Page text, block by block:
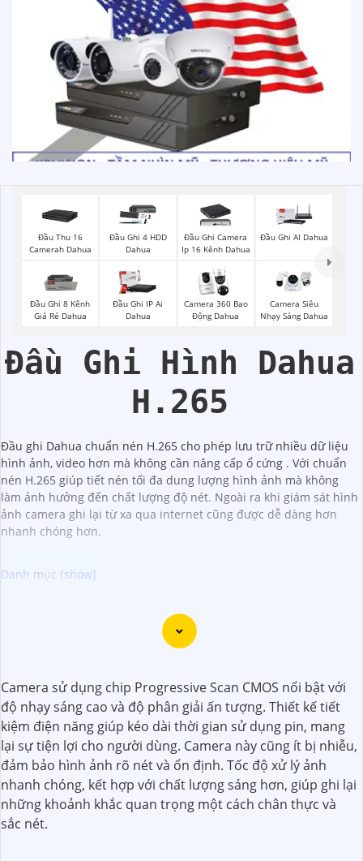
Đầu Thu 16
Camerah Dahua
Đầu Ghi 4 HDD
Dahua
Đầu Ghi Camera
Ip 16 Kênh Dahua
Đầu Ghi AI Dahua
Đầu Ghi 8 Kênh
Giá Rẻ Dahua
Đầu Ghi IP Ai
Dahua
Camera 360 Bao
Động Dahua
Camera Siêu
Nhạy Sáng Dahua
Đầu Ghi Hình Dahua
H.265
Đầu ghi Dahua chuẩn nén H.265 cho phép lưu trữ nhiều dữ liệu
hình ảnh, video hơn mà không cần nâng cấp ổ cứng . Với chuẩn
nén H.265 giúp tiết nén tối đa dung lượng hình ảnh mà không
làm ảnh hưởng đến chất lượng độ nét. Ngoài ra khi giám sát hình
ảnh camera ghi lại từ xa qua internet cũng được dễ dàng hơn
nhanh chóng hơn.
Dạ chắc chắn, đây là tư vấn của tôi về Camera Dahua
chính hãng giá rẻ và chất lượng:
Camera Dahua chính hãng, bạn nên mua từ các cửa hàng
uy tín hoặc các đại lý chính thức của Dahua.☄️3:Mức giá
của Camera Dahua có thể thay đổi tùy vào model và chức
năng của camera. Bạn nên tìm hiểu kỹ trước khi đầu tư.🎖️
4:Chất lượng của Camera Dahua được đánh giá cao với
độ phân giải cao, tính năng thông minh và độ tin cậy.💖 5:
Nếu bạn muốn tìm camera Dahua giá rẻ, bạn có thể tham
khảo trên các website thương mại điện tử hoặc tại các cửa
Camera sử dụng chip Progressive Scan CMOS nổi bật với
độ nhạy sáng cao và độ phân giải ấn tượng. Thiết kế tiết
kiệm điện năng giúp kéo dài thời gian sử dụng pin, mang
lại sự tiện lợi cho người dùng. Camera này cũng ít bị nhiễu,
đảm bảo hình ảnh rõ nét và ổn định. Tốc độ xử lý ảnh
nhanh chóng, kết hợp với chất lượng sáng hơn, giúp ghi lại
những khoảnh khắc quan trọng một cách chân thực và
sắc nét.